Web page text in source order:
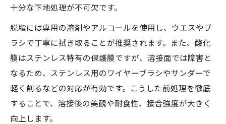
十分な下地処理が不可欠です。
脱脂には専用の溶剤やアルコールを使用し、ウエスやブ
ラシで丁寧に拭き取ることが推奨されます。また、酸化
膜はステンレス特有の保護膜ですが、溶接面では障害と
なるため、ステンレス用のワイヤーブラシやサンダーで
軽く削るなどの対応が有効です。こうした前処理を徹底
することで、溶接後の美観や耐食性、接合強度が大きく
向上します。